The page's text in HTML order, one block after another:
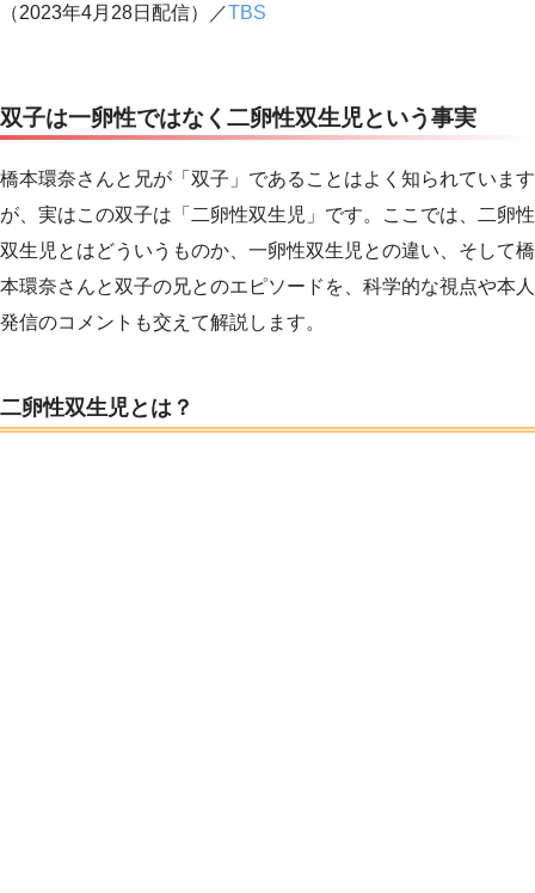
（2023年4月28日配信）／TBS
双子は一卵性ではなく二卵性双生児という事実
橋本環奈さんと兄が「双子」であることはよく知られています
が、実はこの双子は「二卵性双生児」です。ここでは、二卵性
双生児とはどういうものか、一卵性双生児との違い、そして橋
本環奈さんと双子の兄とのエピソードを、科学的な視点や本人
発信のコメントも交えて解説します。
二卵性双生児とは？